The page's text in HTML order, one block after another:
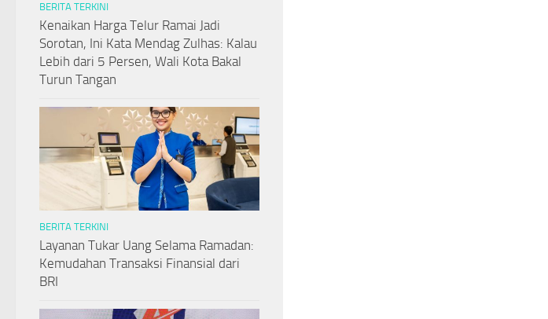
BERITA TERKINI
Kenaikan Harga Telur Ramai Jadi
Sorotan, Ini Kata Mendag Zulhas: Kalau
Lebih dari 5 Persen, Wali Kota Bakal
Turun Tangan
BERITA TERKINI
Layanan Tukar Uang Selama Ramadan:
Kemudahan Transaksi Finansial dari
BRI